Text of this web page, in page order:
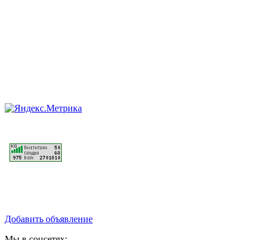
Добавить объявление